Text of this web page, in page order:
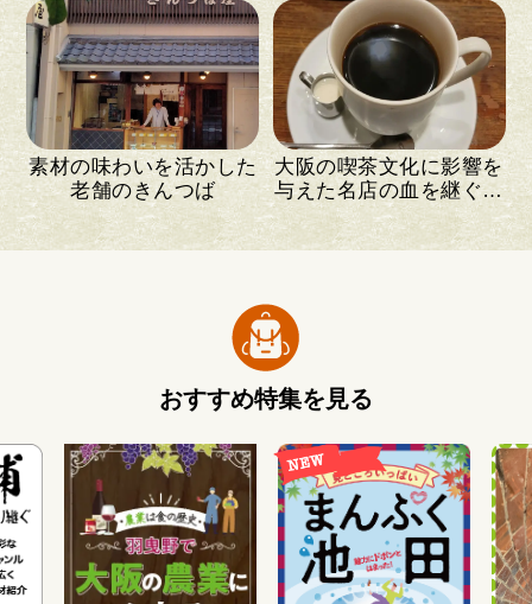
素材の味わいを活かした
老舗のきんつば
大阪の喫茶文化に影響を
与えた名店の血を継ぐ喫
茶店
おすすめ特集を見る